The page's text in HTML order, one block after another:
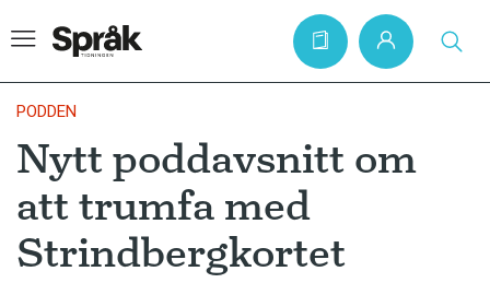
Hem
Artiklar
Krönikor
PODDEN
Nytt poddavsnitt om
att trumfa med
Strindbergkortet